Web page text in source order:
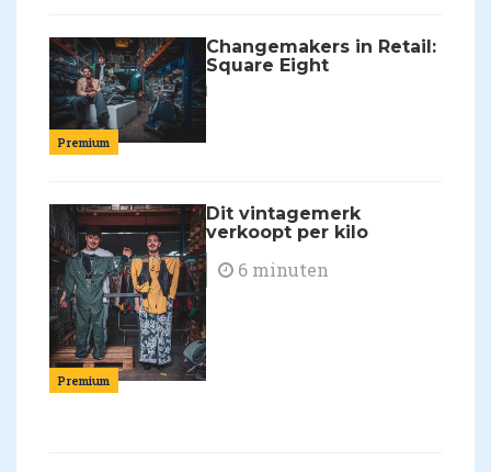
Premium
Changemakers in Retail:
Square Eight
Premium
Dit vintagemerk
verkoopt per kilo
6 minuten